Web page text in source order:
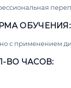
ОБУЧЕНИЯ:
с применением
ВО ЧАСОВ: